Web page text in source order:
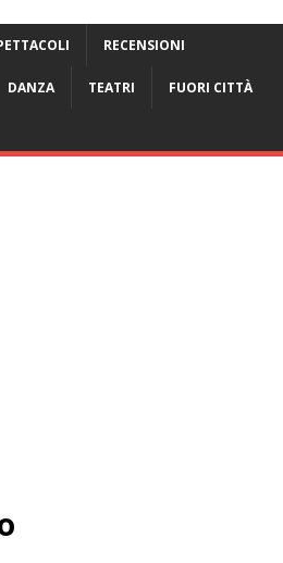
RECENSIONI
DANZA TEATRI FUORI CITTÀ